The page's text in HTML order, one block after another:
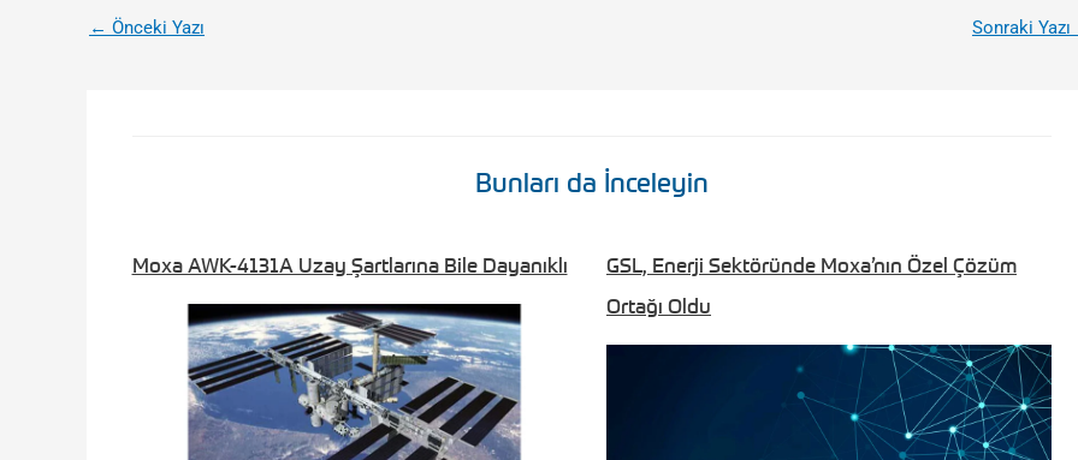
← Önceki Yazı Sonraki Yazı
Bunları da İnceleyin
Moxa AWK-4131A Uzay Şartlarına Bile Dayanıklı
GSL, Enerji Sektöründe Moxa’nın Özel Çözüm
Ortağı Oldu